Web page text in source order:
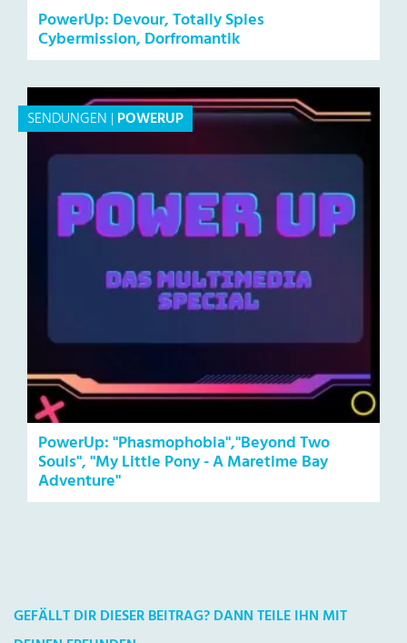
PowerUp: Devour, Totally Spies
Cybermission, Dorfromantik
SENDUNGEN |POWERUP
PowerUp: "Phasmophobia","Beyond Two
Souls", "My Little Pony - A Maretime Bay
Adventure"
GEFÄLLT DIR DIESER BEITRAG? DANN TEILE IHN MIT